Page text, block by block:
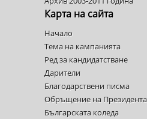
Карта на сайта
Начало
Тема на кампанията
Ред за кандидатстване
Дарители
Благодарствени писма
Обръщение на Президента
Българската коледа